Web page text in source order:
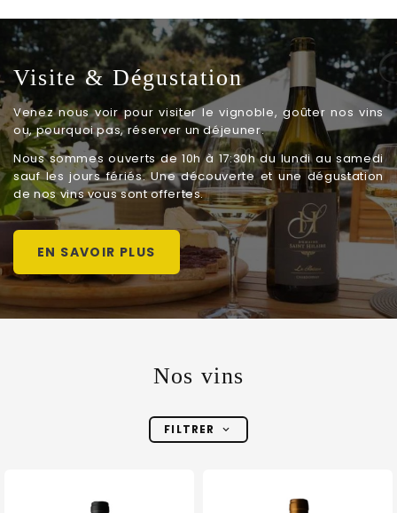
Visite & Dégustation
Venez nous voir pour visiter le vignoble, goûter nos vins
ou, pourquoi pas, réserver un déjeuner.
Nous sommes ouverts de 10h à 17:30h du lundi au samedi
sauf les jours fériés. Une découverte et une dégustation
de nos vins vous sont offertes.
EN SAVOIR PLUS
Nos vins
FILTRER